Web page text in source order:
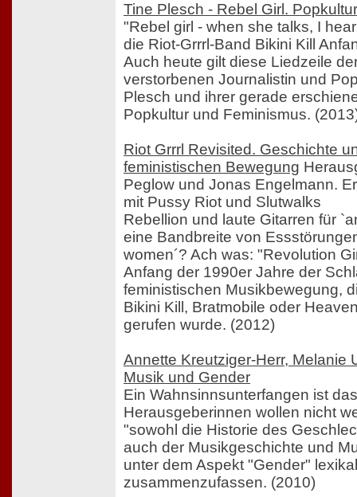
Tine Plesch - Rebel Girl.
"Rebel girl - when she talks, I
die Riot-Grrrl-Band Bikini Kill
Auch heute gilt diese Liedzeile
verstorbenen Journalistin und
Plesch und ihrer gerade
Popkultur und Feminismus.
Riot Grrrl Revisited. Geschichte
feministischen Bewegung
Peglow und Jonas Engelmann.
mit Pussy Riot und Slutwalks
Rebellion und laute Gitarren für
eine Bandbreite von
women´? Ach was: "Revolution
Anfang der 1990er Jahre der
feministischen Musikbewegung,
Bikini Kill, Bratmobile oder
gerufen wurde. (2012)
Annette Kreutziger-Herr, Melanie
Musik und Gender
Ein Wahnsinnsunterfangen ist
Herausgeberinnen wollen nicht
"sowohl die Historie des
auch der Musikgeschichte und
unter dem Aspekt "Gender"
zusammenzufassen. (2010)